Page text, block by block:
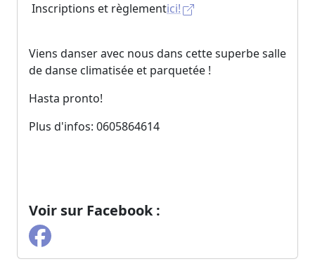
Inscriptions et règlementici!
Viens danser avec nous dans cette superbe salle
de danse climatisée et parquetée !
Hasta pronto!
Plus d'infos: 0605864614
Voir sur Facebook :